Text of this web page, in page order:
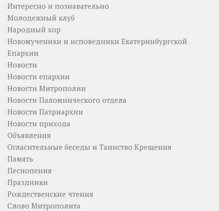
Интересно и познавательно
Молодежный клуб
Народный хор
Новомученики и исповедники Екатеринбургской
Епархии
Новости
Новости епархии
Новости Митрополии
Новости Паломнического отдела
Новости Патриархии
Новости прихода
Объявления
Огласительные беседы и Таинство Крещения
Память
Песнопения
Праздники
Рождественские чтения
Слово Митрополита